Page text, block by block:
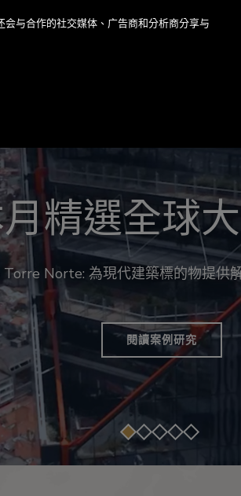
精選全球
Norte: 為現代建築標的物提供
閱讀案例研究
IoT 科技讓
來自技師的故事
閱讀故事
備好打造新
們的人才社群，我們將會隨時更新
加入我們的人才社群
一部電梯開
170年歷
瀏覽歷史的軌跡
新-Gen 3™
無盡潛能的平台
了解更多
与合作的社交媒体、广告商和分析商分享与